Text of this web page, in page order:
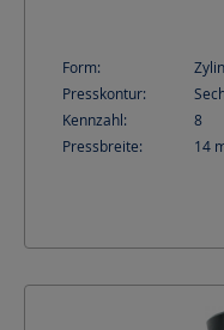
Form:
Presskontur:
Kennzahl:
8
Pressbreite:
14